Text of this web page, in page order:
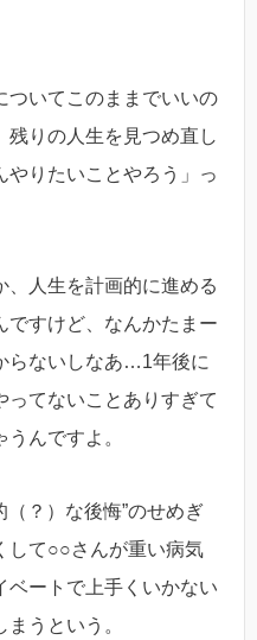
いてこのままでいいの
残りの人生を見つめ直し
やりたいことやろう」っ
、人生を計画的に進める
ですけど、なんかたまー
らないしなあ…1年後に
ってないことありすぎて
んですよ。
（？）な後悔”のせめぎ
して○○さんが重い病気
ベートで上手くいかない
うという。